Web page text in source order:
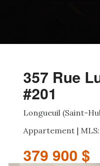
357 Rue
#201
Longueuil (Saint-
Appartement | MLS:
379 900 $